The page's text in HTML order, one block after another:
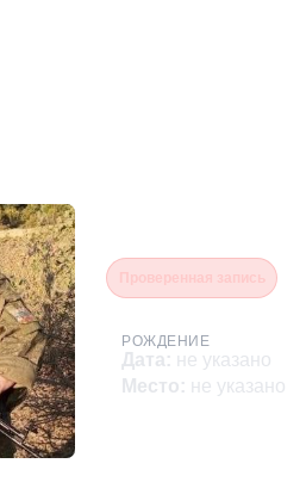
РОЖДЕНИЕ
Дата: не указано
Место: не указано